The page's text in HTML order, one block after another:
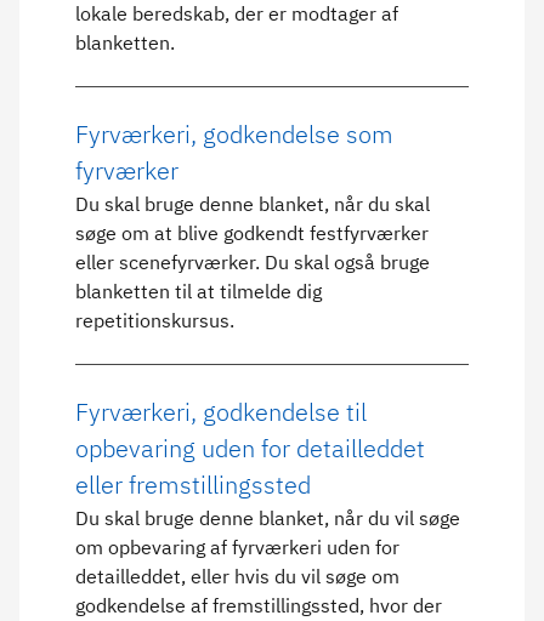
lokale beredskab, der er modtager af
blanketten.
Fyrværkeri, godkendelse som
fyrværker
Du skal bruge denne blanket, når du skal
søge om at blive godkendt festfyrværker
eller scenefyrværker. Du skal også bruge
blanketten til at tilmelde dig
repetitionskursus.
Fyrværkeri, godkendelse til
opbevaring uden for detailleddet
eller fremstillingssted
Du skal bruge denne blanket, når du vil søge
om opbevaring af fyrværkeri uden for
detailleddet, eller hvis du vil søge om
godkendelse af fremstillingssted, hvor der